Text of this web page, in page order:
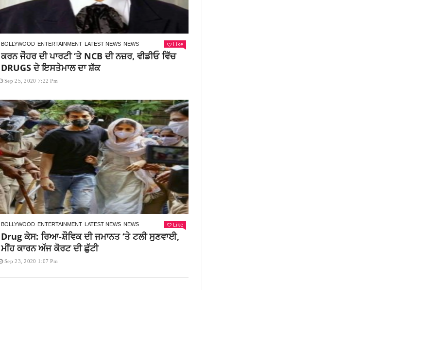
BOLLYWOOD ENTERTAINMENT LATEST NEWS NEWS Like
ਕਰਨ ਜੌਹਰ ਦੀ ਪਾਰਟੀ ‘ਤੇ NCB ਦੀ ਨਜ਼ਰ, ਵੀਡੀਓ ਵਿੱਚ
DRUGS ਦੇ ਇਸਤੇਮਾਲ ਦਾ ਸ਼ੱਕ
Sep 25, 2020 7:22 Pm
BOLLYWOOD ENTERTAINMENT LATEST NEWS NEWS Like
Drug ਕੇਸ: ਰਿਆ-ਸ਼ੌਵਿਕ ਦੀ ਜਮਾਨਤ ‘ਤੇ ਟਲੀ ਸੁਣਵਾਈ,
ਮੀਂਹ ਕਾਰਨ ਅੱਜ ਕੋਰਟ ਦੀ ਛੁੱਟੀ
Sep 23, 2020 1:07 Pm